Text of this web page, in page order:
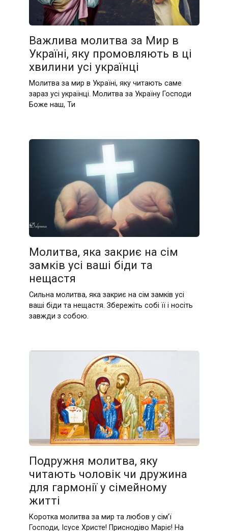
Важлива молитва за Мир в
Україні, яку промовляють в ці
хвилини усі українці
Молитва за мир в Україні, яку читають саме
зараз усі українці. Молитва за Україну Господи
Боже наш, Ти
Молитва, яка закриє на сім
замків усі ваші біди та
нещастя
Сильна молитва, яка закриє на сім замків усі
ваші біди та нещастя. Збережіть собі її і носіть
завжди з собою.
Подружня молитва, яку
читають чоловік чи дружина
для гармонії у сімейному
житті
Коротка молитва за мир та любов у сім’ї
Господи, Ісусе Христе! Приснодіво Маріє! На